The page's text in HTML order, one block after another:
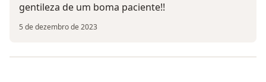
gentileza de um boma paciente!!
5 de dezembro de 2023